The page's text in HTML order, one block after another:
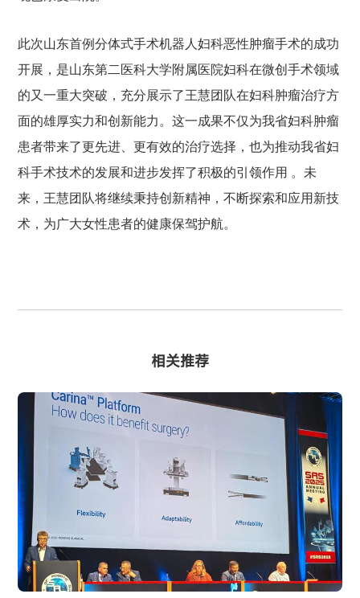
此次山东首例分体式手术机器人妇科恶性肿瘤手术的成功
开展，是山东第二医科大学附属医院妇科在微创手术领域
的又一重大突破，充分展示了王慧团队在妇科肿瘤治疗方
面的雄厚实力和创新能力。这一成果不仅为我省妇科肿瘤
患者带来了更先进、更有效的治疗选择，也为推动我省妇
科手术技术的发展和进步发挥了积极的引领作用 。未
来，王慧团队将继续秉持创新精神，不断探索和应用新技
术，为广大女性患者的健康保驾护航。
相关推荐